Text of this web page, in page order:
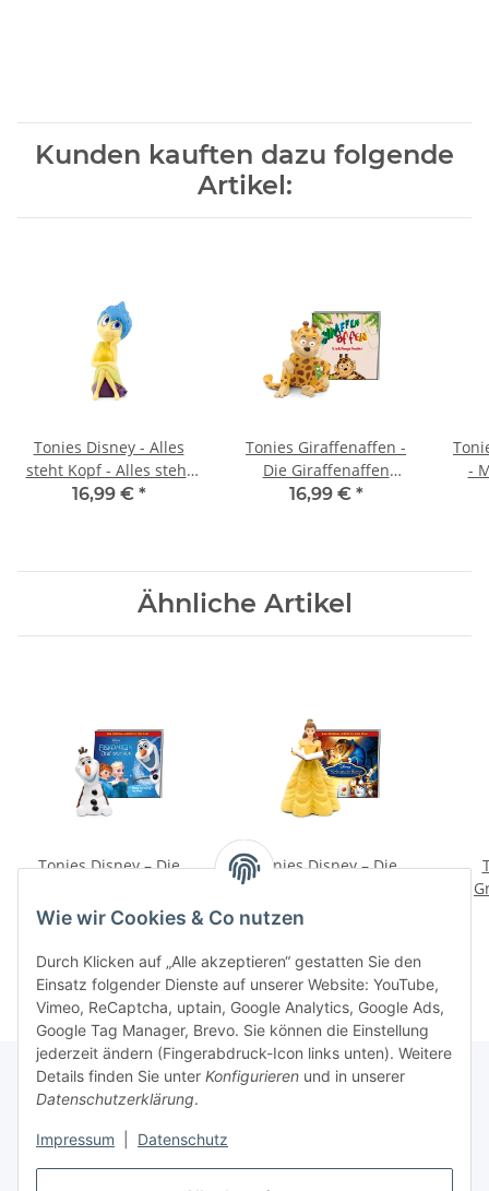
Wie wir Cookies & Co nutzen
Durch Klicken auf „Alle akzeptieren“ gestatten Sie den
Einsatz folgender Dienste auf unserer Website: YouTube,
Vimeo, ReCaptcha, uptain, Google Analytics, Google Ads,
Google Tag Manager, Brevo. Sie können die Einstellung
jederzeit ändern (Fingerabdruck-Icon links unten). Weitere
Details finden Sie unter Konfigurieren und in unserer
Datenschutzerklärung.
Impressum Datenschutz
Kunden kauften dazu folgende
Artikel:
Tonies Disney - Alles
steht Kopf - Alles steht
Kopf
16,99 € *
Tonies Giraffenaffen -
Die Giraffenaffen
Lieblingslieder
16,99 € *
-
Ähnliche Artikel
Tonies Disney – Die
16,99 €*
Tonies Disney – Die
Schöne und das Biest
16,99 €